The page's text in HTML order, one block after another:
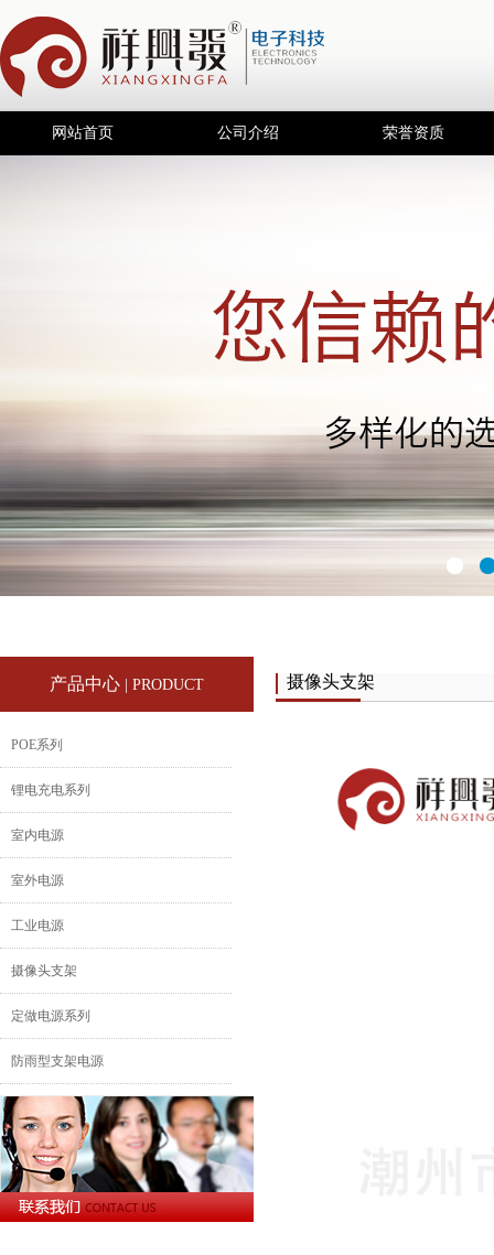
网站首页 公司介绍 荣誉资质
产品中心 | PRODUCT
POE系列
锂电充电系列
室内电源
室外电源
工业电源
摄像头支架
定做电源系列
防雨型支架电源
摄像头支架